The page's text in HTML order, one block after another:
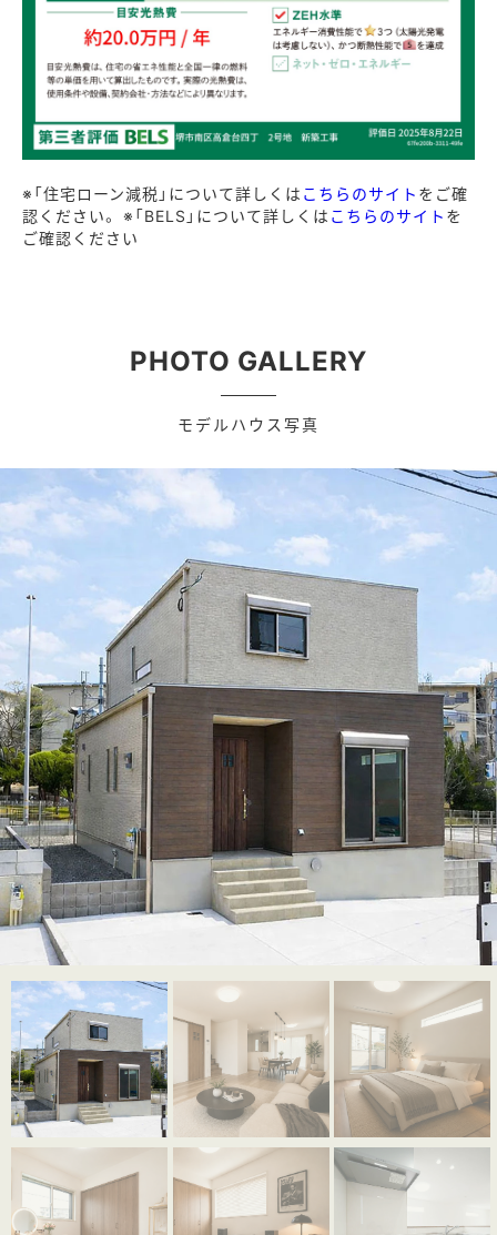
※「住宅ローン減税」について詳しくは こちらのサイト をご確
認ください。 ※「BELS」について詳しくは こちらのサイト を
ご確認ください
PHOTO GALLERY
モデルハウス写真